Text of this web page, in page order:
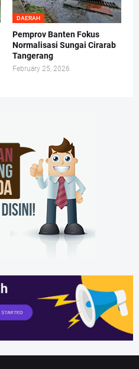
DAERAH
Pemprov Banten Fokus
Normalisasi Sungai Cirarab
Tangerang
February 25, 2026